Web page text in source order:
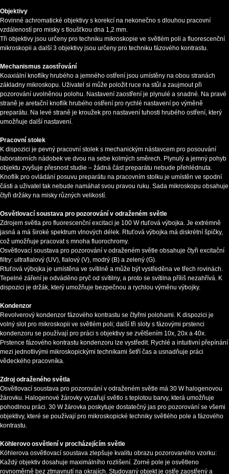
Objektivy
Rovinné achromatické objektivy s korekcí na nekonečno s dlouhou pracovní
vzdáleností pro misky s tloušťkou dna 1,2 mm.
Tři objektivy jsou určeny pro techniku mikroskopie ve světlém poli a fluorescenční
mikroskopii a další 3 objektivy jsou určeny pro techniku fázového kontrastu.
Mechanismus zaostřování
Koaxiální knoflíky hrubého a jemného ostření jsou umístěny na obou stranách
základny mikroskopu. Uživatel si může položit ruce na stůl a zaujmout při
pozorování uvolněnou polohu. Nastavení zaostření je plynulé a snadné. Na pravé
straně je aretační knoflík hrubého ostření pro rychlé nastavení po výměně
preparátu. Na levé straně je kroužek pro nastavení tuhosti hrubého ostření, který
umožňuje další nastavení.
Pracovní stolek
K dispozici je pevný pracovní stolek s mechanickým nástavcem pro posouvání
laboratorních nádobek ve dvou na sebe kolmých směrech. Plynulý a jemný pohyb
objektu zvyšuje přesnost studie – žádná část preparátu nebude přehlédnuta.
Knoflík pro ovládání posuvu preparátu na pracovním stolku je umístěn ve spodní
části a uživatel tak nebude namáhat svou pravou ruku. Sada mikroskopu obsahuje
čtyři držáky na misky různých velikostí.
Osvětlovací soustava pro pozorování v odraženém světle
Zdrojem světla pro fluorescenční excitaci je 100 W rtuťová výbojka. Je extrémně
jasná a má široké spektrum vlnových délek. Rtuťová výbojka má diskrétní špičky,
což umožňuje pracovat s mnoha fluorochromy.
Osvětlovací soustava pro pozorování v odraženém světle obsahuje čtyři excitační
filtry: ultrafialový (UV), fialový (V), modrý (B) a zelený (G).
Rtuťová výbojka je umístěna ve svítilně a může být vystředěna ve třech rovinách.
Tepelné záření je odváděno pryč od svítilny, a proto se svítilna příliš nezahřívá. K
dispozici je držák, který umožňuje bezpečnou a rychlou výměnu výbojky.
Kondenzor
Revolverový kondenzor fázového kontrastu se čtyřmi polohami. K dispozici je
volný slot pro mikroskopii ve světlém poli; další tři sloty s fázovými prstenci
kondenzoru se používají pro práci s objektivy se zvětšením 10x, 20x a 40x.
Prstence fázového kontrastu kondenzoru lze vystředit. Rychlé a intuitivní přepínání
mezi jednotlivými mikroskopickými technikami šetří čas a usnadňuje práci
vědeckého pracovníka.
Zdroj odraženého světla
Osvětlovací soustava pro pozorování v odraženém světle má 30 W halogenovou
žárovku. Halogenové žárovky vyzařují světlo s teplotou barvy, která umožňuje
pohodlnou práci. 30 W žárovka poskytuje dostatečný jas pro pozorování se všemi
objektivy, které se používají pro mikroskopické techniky světlého pole a fázového
kontrastu.
Köhlerovo osvětlení v procházejícím světle
Köhlerova osvětlovací soustava zlepšuje kvalitu obrazu pozorovaného vzorku:
Každý objektiv dosahuje maximálního rozlišení. Zorné pole je osvětleno
rovnoměrně bez ztmavnutí na okrajích. Studovaný objekt je ostře zaostřený a